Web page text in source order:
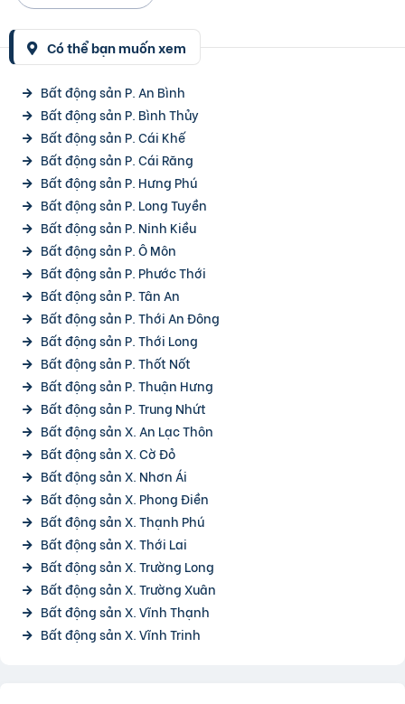
Có thể bạn muốn xem
Bất động sản P. An Bình
Bất động sản P. Bình Thủy
Bất động sản P. Cái Khế
Bất động sản P. Cái Răng
Bất động sản P. Hưng Phú
Bất động sản P. Long Tuyền
Bất động sản P. Ninh Kiều
Bất động sản P. Ô Môn
Bất động sản P. Phước Thới
Bất động sản P. Tân An
Bất động sản P. Thới An Đông
Bất động sản P. Thới Long
Bất động sản P. Thốt Nốt
Bất động sản P. Thuận Hưng
Bất động sản P. Trung Nhứt
Bất động sản X. An Lạc Thôn
Bất động sản X. Cờ Đỏ
Bất động sản X. Nhơn Ái
Bất động sản X. Phong Điền
Bất động sản X. Thạnh Phú
Bất động sản X. Thới Lai
Bất động sản X. Trường Long
Bất động sản X. Trường Xuân
Bất động sản X. Vĩnh Thạnh
Bất động sản X. Vĩnh Trinh